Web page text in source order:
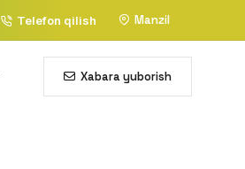
Telefon qilish Manzil
Xabara yuborish